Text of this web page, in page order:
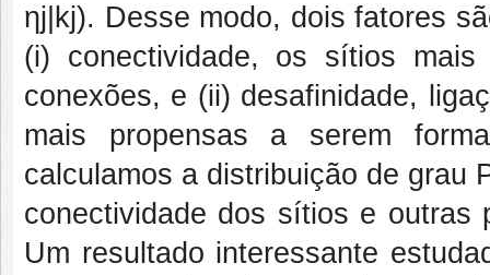
ηj|kj). Desse modo, dois fatores
(i) conectividade, os sítios
conexões, e (ii) desafinidade,
mais propensas a serem
calculamos a distribuição de grau
conectividade dos sítios e outras
Um resultado interessante